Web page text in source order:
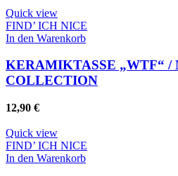
gewählt
werden
Quick view
FIND’ ICH NICE
In den Warenkorb
KERAMIKTASSE „WTF“ /
COLLECTION
12,90 €
Quick view
FIND’ ICH NICE
In den Warenkorb